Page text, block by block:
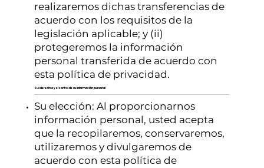
realizaremos dichas transferencias de
acuerdo con los requisitos de la
legislación aplicable; y (ii)
protegeremos la información
personal transferida de acuerdo con
esta política de privacidad.
Sus derechos y el control de su información personal
Su elección: Al proporcionarnos
información personal, usted acepta
que la recopilaremos, conservaremos,
utilizaremos y divulgaremos de
acuerdo con esta política de